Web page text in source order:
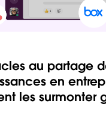
au partage
en
les surmonter